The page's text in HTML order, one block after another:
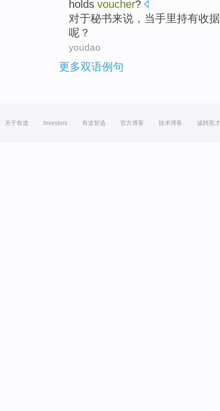
holds voucher?
对于秘书来说， 当手里持有收
呢？
youdao
更多双语例句
关于有道 Investors 有道智选 官方博客 技术博客 诚聘英才